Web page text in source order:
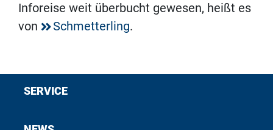
Inforeise weit überbucht gewesen, heißt es
von
Schmetterling.
SERVICE